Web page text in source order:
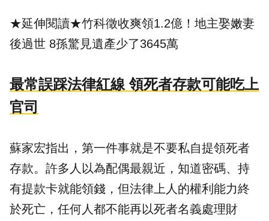
★延伸閱讀★竹科徵收爽領1.2億！地主娶嫩妻
後過世 8孫驚見遺產少了3645萬
最常誤踩法律紅線 領死者存款可能吃上
官司
蘇家宏指出，第一件事就是不要私自提領死者
存款。許多人以為配偶最親近，知道密碼、持
有提款卡就能領錢，但法律上人的權利能力終
於死亡，任何人都不能再以死者名義處理財